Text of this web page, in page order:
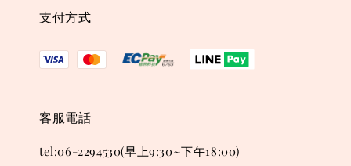
支付方式
客服電話
tel:06-2294530(早上9:30~下午18:00)